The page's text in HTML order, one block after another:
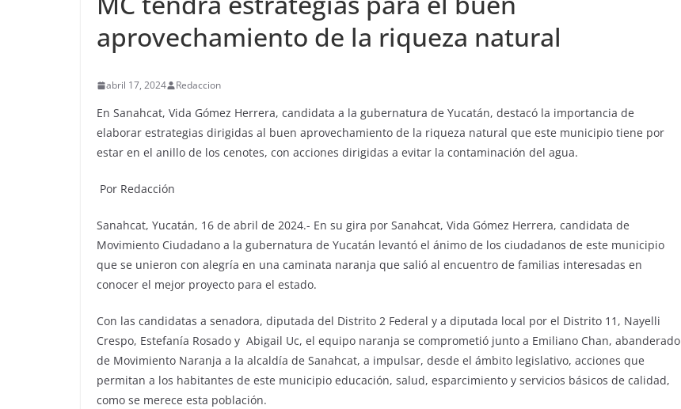
aprovechamiento de la riqueza natural
abril 17, 2024 Redaccion
En Sanahcat, Vida Gómez Herrera, candidata a la gubernatura de Yucatán, destacó la importancia de
elaborar estrategias dirigidas al buen aprovechamiento de la riqueza natural que este municipio tiene por
estar en el anillo de los cenotes, con acciones dirigidas a evitar la contaminación del agua.
Por Redacción
Sanahcat, Yucatán, 16 de abril de 2024.- En su gira por Sanahcat, Vida Gómez Herrera, candidata de
Movimiento Ciudadano a la gubernatura de Yucatán levantó el ánimo de los ciudadanos de este municipio
que se unieron con alegría en una caminata naranja que salió al encuentro de familias interesadas en
conocer el mejor proyecto para el estado.
Con las candidatas a senadora, diputada del Distrito 2 Federal y a diputada local por el Distrito 11, Nayelli
Crespo, Estefanía Rosado y Abigail Uc, el equipo naranja se comprometió junto a Emiliano Chan, abanderado
de Movimiento Naranja a la alcaldía de Sanahcat, a impulsar, desde el ámbito legislativo, acciones que
permitan a los habitantes de este municipio educación, salud, esparcimiento y servicios básicos de calidad,
como se merece esta población.